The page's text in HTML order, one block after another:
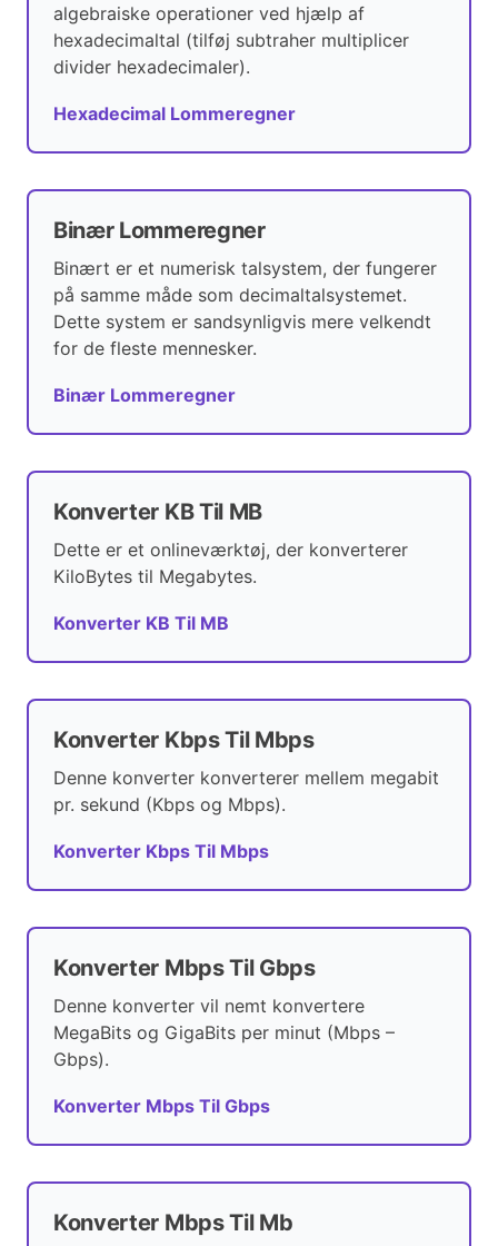
algebraiske operationer ved hjælp af
hexadecimaltal (tilføj subtraher multiplicer
divider hexadecimaler).
Hexadecimal Lommeregner
Binær Lommeregner
Binært er et numerisk talsystem, der fungerer
på samme måde som decimaltalsystemet.
Dette system er sandsynligvis mere velkendt
for de fleste mennesker.
Binær Lommeregner
Konverter KB Til MB
Dette er et onlineværktøj, der konverterer
KiloBytes til Megabytes.
Konverter KB Til MB
Konverter Kbps Til Mbps
Denne konverter konverterer mellem megabit
pr. sekund (Kbps og Mbps).
Konverter Kbps Til Mbps
Konverter Mbps Til Gbps
Denne konverter vil nemt konvertere
MegaBits og GigaBits per minut (Mbps –
Gbps).
Konverter Mbps Til Gbps
Konverter Mbps Til Mb